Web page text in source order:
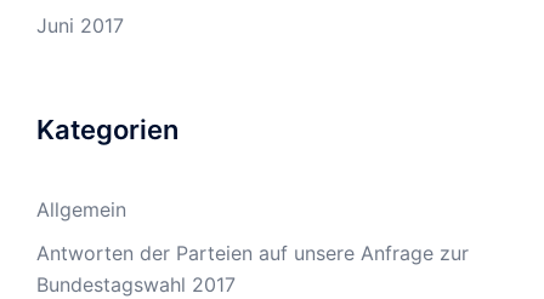
Juni 2017
Kategorien
Allgemein
Antworten der Parteien auf unsere Anfrage zur
Bundestagswahl 2017